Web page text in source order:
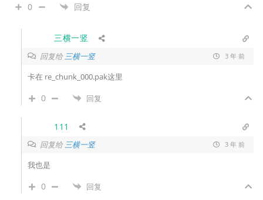
0 回复
三横一竖
回复给三横一竖 3 年 前
卡在 re_chunk_000.pak这里
0 回复
111
回复给三横一竖 3 年 前
我也是
0 回复